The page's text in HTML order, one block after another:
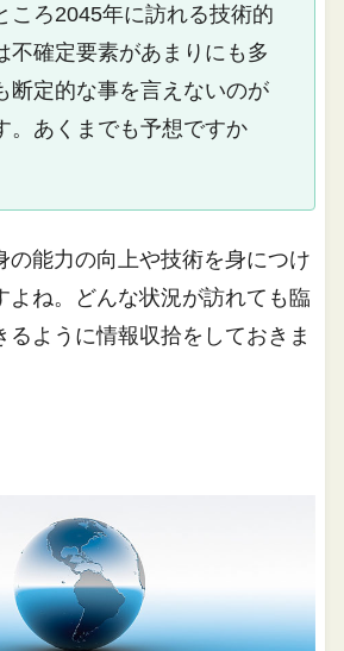
ころ2045年に訪れる技術的
不確定要素があまりにも多
断定的な事を言えないのが
。あくまでも予想ですか
の能力の向上や技術を身につけ
よね。どんな状況が訪れても臨
るように情報収拾をしておきま